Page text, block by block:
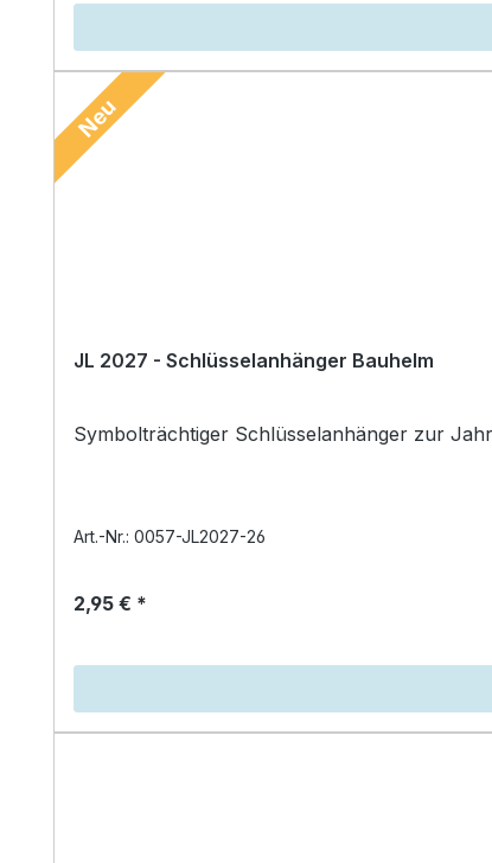
Neu
JL 2027 - Schlüsselanhänger Bauhelm
Symbolträchtiger Schlüsselanhänger zur
Art.-Nr.: 0057-JL2027-26
2,95 € *